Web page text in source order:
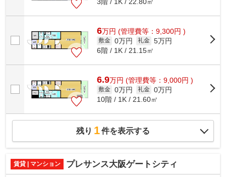
6万円 (管理費等：9,300円 )
敷金 0万円 礼金 5万円
6階 / 1K / 21.15㎡
6.9万円 (管理費等：9,000円 )
敷金 0万円 礼金 0万円
10階 / 1K / 21.60㎡
残り 1件を表示する
賃貸 | マンション プレサンス大阪ゲートシティ